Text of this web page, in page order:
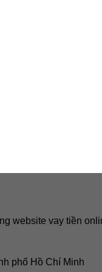
website vay tiền
phố Hồ Chí Minh